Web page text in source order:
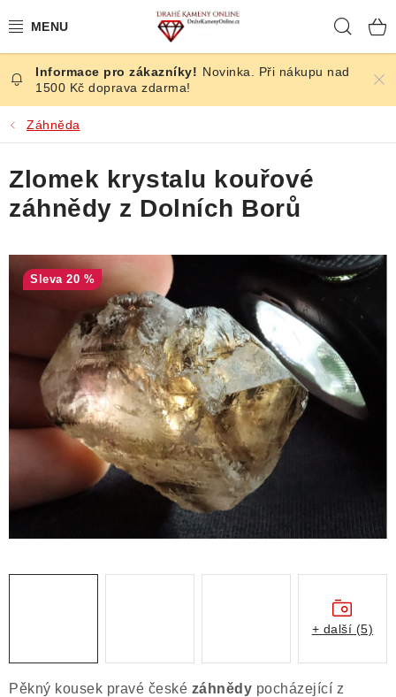
na
ČESKÉ KAMENY
ŠPERKY
KAMENY ZE SVĚTA
BROUŠENÉ
SLEVY
KRYSTALY
ČLÁNKY
NALEZIŠTĚ
NÁŠ PŘÍBĚH
Novinka. Při nákupu nad
1500 Kč doprava zdarma!
Záhněda
Pěkný kousek pravé české záhnědy pocházející z
Zlomek krystalu kouřové
záhnědy z Dolních Borů
20 %
+ další (5)